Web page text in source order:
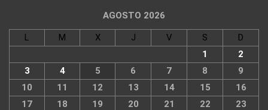
AGOSTO 2026
L M X J V S
D
1
2
3
4 5 6 7 8
9
10
11 12 13 14 15
16
17
18 19 20 21 22
23